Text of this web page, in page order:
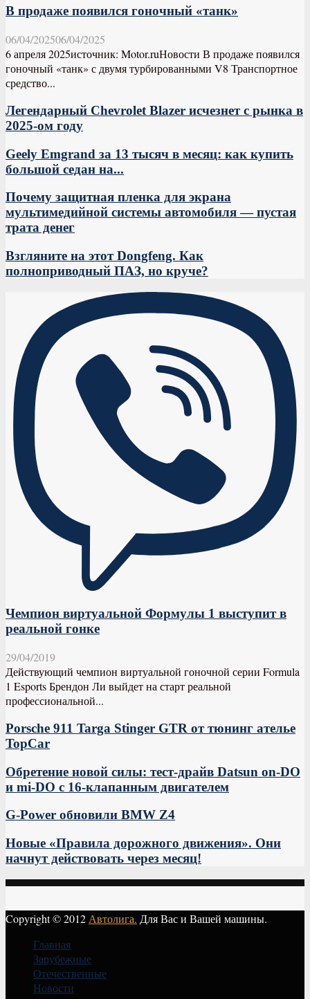
В продаже появился гоночный «танк»
06/04/202506/04/2025
6 апреля 2025источник: Motor.ruНовости В продаже появился
гоночный «танк» с двумя турбированными V8 Транспортное
средство...
Легендарный Chevrolet Blazer исчезнет с рынка в
2025-ом году
Geely Emgrand за 13 тысяч в месяц: как купить
большой седан на...
Почему защитная пленка для экрана
мультимедийной системы автомобиля — пустая
трата денег
Взгляните на этот Dongfeng. Как
полноприводный ПАЗ, но круче?
Чемпион виртуальной Формулы 1 выступит в
реальной гонке
29/04/2019
Действующий чемпион виртуальной гоночной серии Formula
1 Esports Брендон Ли выйдет на старт реальной
профессиональной...
Porsche 911 Targa Stinger GTR от тюнинг ателье
TopCar
Обретение новой силы: тест-драйв Datsun on-DO
и mi-DO c 16-клапанным двигателем
G-Power обновили BMW Z4
Новые «Правила дорожного движения». Они
начнут действовать через месяц!
Copyright © 2012 Автолига. Для Вас и Вашей машины.
Главная
Зарубежные
Отечественные
Новости